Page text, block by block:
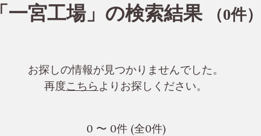
「一宮工場」の検索結果 （0件
お探しの情報が見つかりませんでした。
再度こちら よりお探しください。
0 〜 0件 (全0件)